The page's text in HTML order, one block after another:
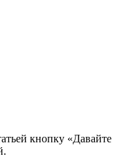
кнопку «Давайте